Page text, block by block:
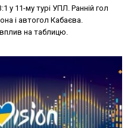
у 11-му турі УПЛ. Ранній гол
і автогол Кабаєва.
на таблицю.